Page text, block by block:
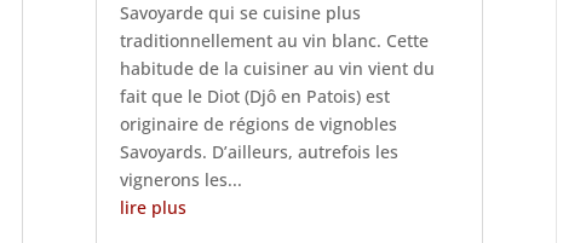
Savoyarde qui se cuisine plus
traditionnellement au vin blanc. Cette
habitude de la cuisiner au vin vient du
fait que le Diot (Djô en Patois) est
originaire de régions de vignobles
Savoyards. D’ailleurs, autrefois les
vignerons les...
lire plus